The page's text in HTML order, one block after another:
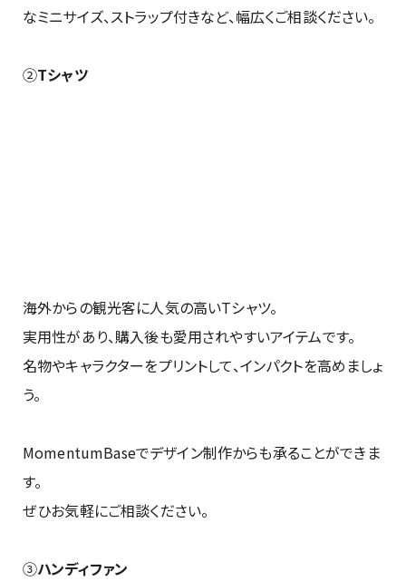
なミニサイズ、ストラップ付きなど、幅広くご相談ください。
②Tシャツ
海外からの観光客に人気の高いTシャツ。
実用性があり、購入後も愛用されやすいアイテムです。
名物やキャラクターをプリントして、インパクトを高めましょ
う。
MomentumBaseでデザイン制作からも承ることができま
す。
ぜひお気軽にご相談ください。
③ハンディファン